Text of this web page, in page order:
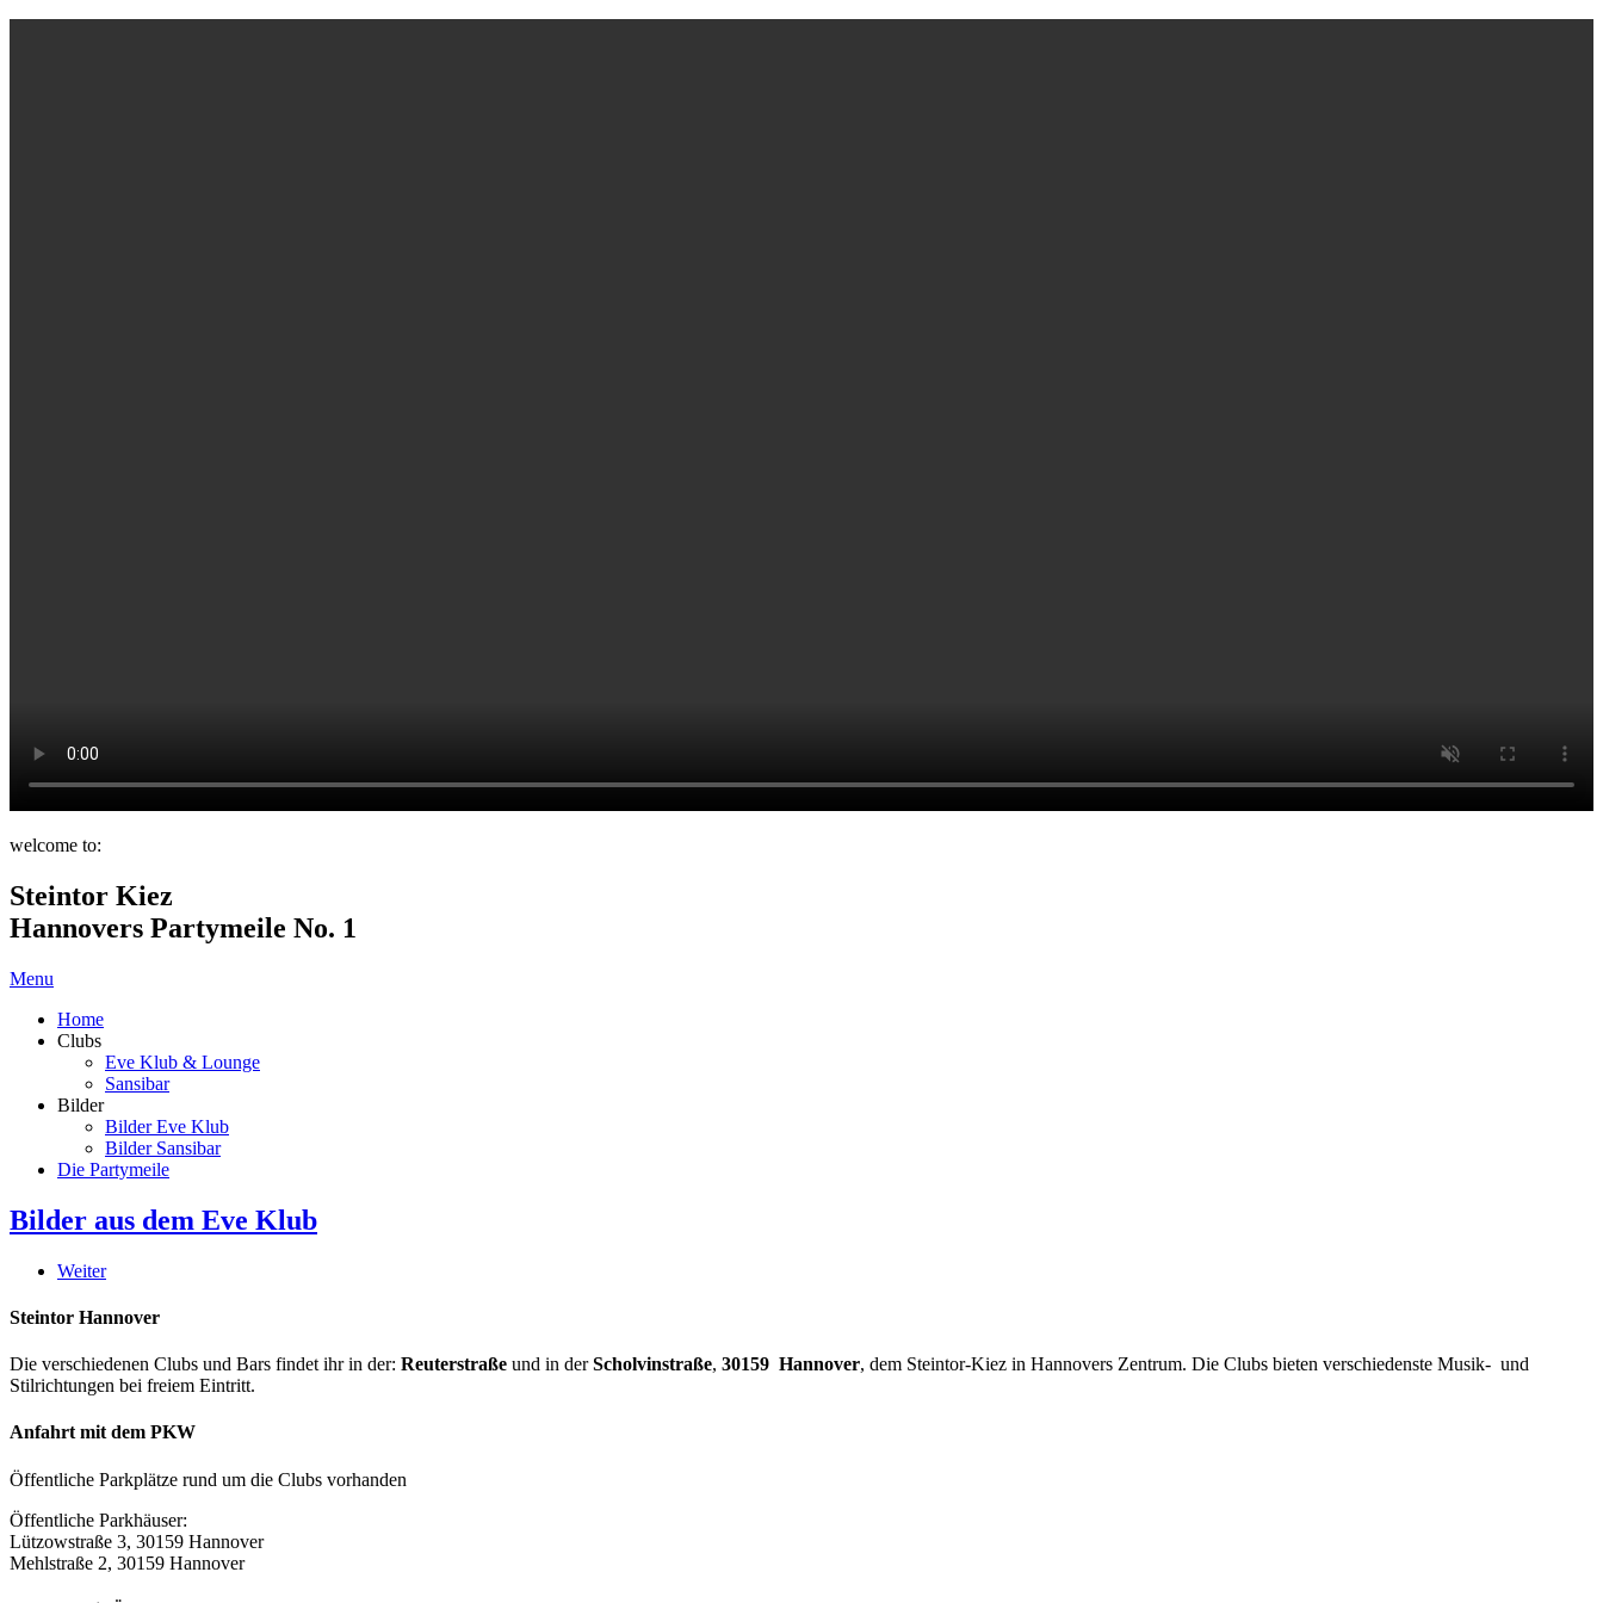
welcome to:
Steintor Kiez
Hannovers Partymeile No. 1
Menu
Home
Clubs
Eve Klub & Lounge
Sansibar
Bilder
Bilder Eve Klub
Bilder Sansibar
Die Partymeile
Bilder aus dem Eve Klub
Weiter
Steintor Hannover
Die verschiedenen Clubs und Bars findet ihr in der: Reuterstraße und in derScholvinstraße, 30159 Hannover, dem Steintor-Kiez in Hannovers Zentrum. Die Clubs bieten verschiedenste Musik- und
Stilrichtungen bei freiem Eintritt.
Anfahrt mit dem PKW
Öffentliche Parkplätze rund um die Clubs vorhanden
Öffentliche Parkhäuser:
Lützowstraße 3, 30159 Hannover
Mehlstraße 2, 30159 Hannover